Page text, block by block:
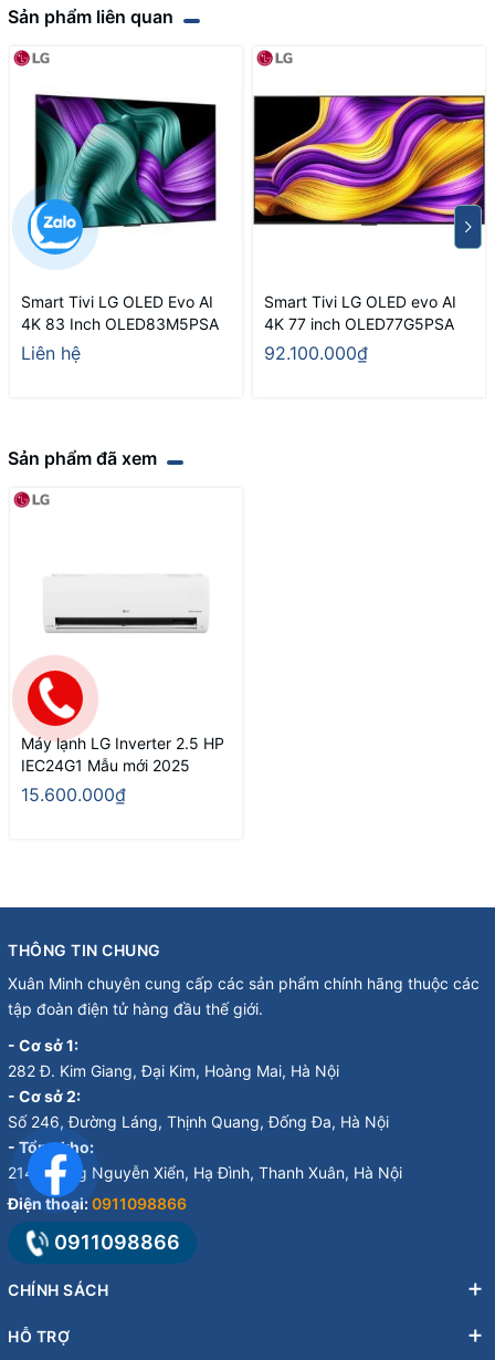
Sản phẩm liên quan
Smart Tivi LG OLED Evo AI
4K 83 Inch OLED83M5PSA
Liên hệ
Smart Tivi LG OLED evo AI
4K 77 inch OLED77G5PSA
92.100.000₫
Sản phẩm đã xem
Máy lạnh LG Inverter 2.5 HP
IEC24G1 Mẫu mới 2025
15.600.000₫
THÔNG TIN CHUNG
Xuân Minh chuyên cung cấp các sản phẩm chính hãng thuộc các
tập đoàn điện tử hàng đầu thế giới.
- Cơ sở 1:
282 Đ. Kim Giang, Đại Kim, Hoàng Mai, Hà Nội
- Cơ sở 2:
Số 246, Đường Láng, Thịnh Quang, Đống Đa, Hà Nội
- Tổng kho:
214 Đường Nguyễn Xiển, Hạ Đình, Thanh Xuân, Hà Nội
Điện thoại:0911098866
0911098866
CHÍNH SÁCH
HỖ TRỢ